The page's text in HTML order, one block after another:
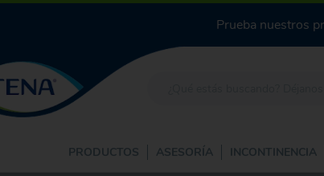
Prueba nuestros
PRODUCTOS ASESORÍA INCONTINENCIA